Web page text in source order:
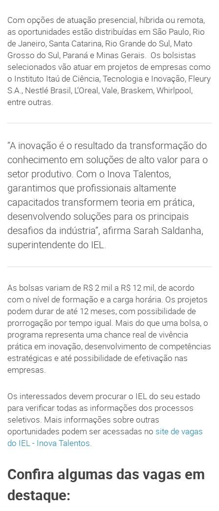
Com opções de atuação presencial, híbrida ou remota,
as oportunidades estão distribuídas em São Paulo, Rio
de Janeiro, Santa Catarina, Rio Grande do Sul, Mato
Grosso do Sul, Paraná e Minas Gerais. Os bolsistas
selecionados vão atuar em projetos de empresas como
o Instituto Itaú de Ciência, Tecnologia e Inovação, Fleury
S.A., Nestlé Brasil, L’Oreal, Vale, Braskem, Whirlpool,
entre outras.
“A inovação é o resultado da transformação do
conhecimento em soluções de alto valor para o
setor produtivo. Com o Inova Talentos,
garantimos que profissionais altamente
capacitados transformem teoria em prática,
desenvolvendo soluções para os principais
desafios da indústria”, afirma Sarah Saldanha,
superintendente do IEL.
As bolsas variam de R$ 2 mil a R$ 12 mil, de acordo
com o nível de formação e a carga horária. Os projetos
podem durar de até 12 meses, com possibilidade de
prorrogação por tempo igual. Mais do que uma bolsa, o
programa representa uma chance real de vivência
prática em inovação, desenvolvimento de competências
estratégicas e até possibilidade de efetivação nas
empresas.
Os interessados devem procurar o IEL do seu estado
para verificar todas as informações dos processos
seletivos. Mais informações sobre outras
oportunidades podem ser acessadas no site de vagas
do IEL - Inova Talentos.
Confira algumas das vagas em
destaque: